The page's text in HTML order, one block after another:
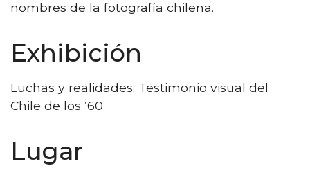
nombres de la fotografía chilena.
Exhibición
Luchas y realidades: Testimonio visual del
Chile de los ‘60
Lugar